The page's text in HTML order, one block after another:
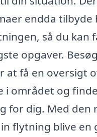
endda
så du kan
opgaver.
at få en oversigt
i området og
for dig. Med den
flytning blive en